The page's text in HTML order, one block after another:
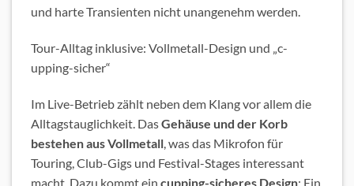
und harte Transienten nicht unangenehm werden.
Tour-Alltag inklusive: Vollmetall-Design und „c­­
upping-sicher“
Im Live-Betrieb zählt neben dem Klang vor allem die
Alltagstauglichkeit. DasGehäuse und der Korb
bestehen aus Vollmetall , was das Mikrofon für
Touring, Club-Gigs und Festival-Stages interessant
macht. Dazu kommt ein c­­upping-sicheres Design: Ein